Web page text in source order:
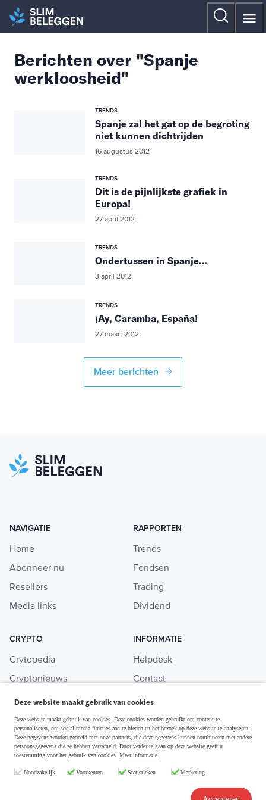
Berichten over "Spanje
werkloosheid"
TRENDS
Spanje zal het gat op de begroting
niet kunnen dichtrijden
16 augustus 2012
TRENDS
Dit is de pijnlijkste grafiek in
Europa!
27 april 2012
TRENDS
Ondertussen in Spanje…
3 april 2012
TRENDS
¡Ay, Caramba, España!
27 maart 2012
Meer berichten
NAVIGATIE
Home
Abonneer nu
Resellers
Media links
RAPPORTEN
Trends
Fondsen
Trading
Dividend
CRYPTO
Crytopedia
Cryptonieuws
Crypto koopgids
Investeren in crypto
INFORMATIE
Helpdesk
Contact
Adverteren
Disclaimer & Privacy
Deze website maakt gebruik van cookies
Deze website maakt gebruik van cookies. Deze cookies worden gebruikt om content te
personaliseren, om social media functies aan te bieden en het bezoek op deze website te analyseren.
Deze gegevens worden gedeeld met onze partners, die deze gegevens kunnen combineren met andere
persoonsgegevens die ze hebben verzameld. Door verder te gaan op deze website geeft u
toestemming voor het gebruik van cookies. Meer informatie
Noodzakelijk Voorkeuren Statistieken Marketing